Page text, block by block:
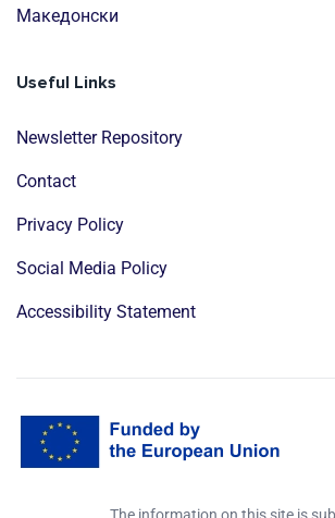
Mакедонски
Useful Links
Newsletter Repository
Contact
Privacy Policy
Social Media Policy
Accessibility Statement